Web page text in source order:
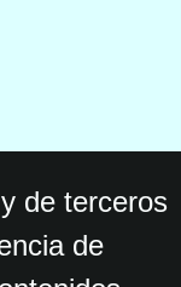
de terceros
de